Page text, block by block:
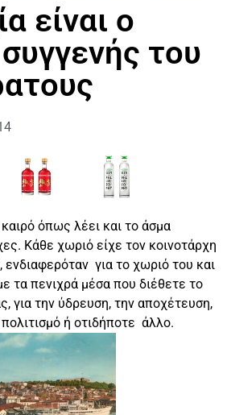
είναι ο
του
όπως λέει και το άσμα
Κάθε χωριό είχε τον κοινοτάρχη
ενδιαφερόταν για το χωριό του και
τα πενιχρά μέσα που διέθετε το
για την ύδρευση, την αποχέτευση,
ή οτιδήποτε άλλο.